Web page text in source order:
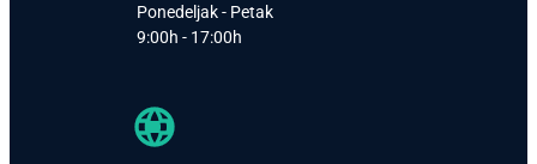
Ponedeljak - Petak
9:00h - 17:00h